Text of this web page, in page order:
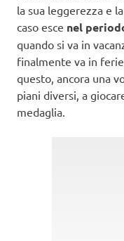
la sua leggerezza e
caso esce nel
quando si va in
finalmente va in
questo, ancora una
piani diversi, a
medaglia.